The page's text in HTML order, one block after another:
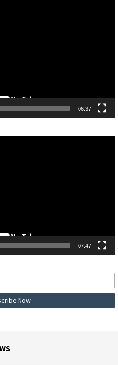
06:37
07:47